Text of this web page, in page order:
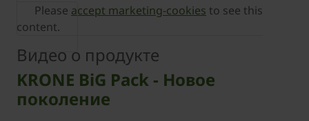
Please accept marketing-cookies to see this
content.
Видео о продукте
KRONE BiG Pack - Новое
поколение